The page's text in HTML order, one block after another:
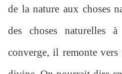
de la nature aux choses
des choses naturelles
converge, il remonte